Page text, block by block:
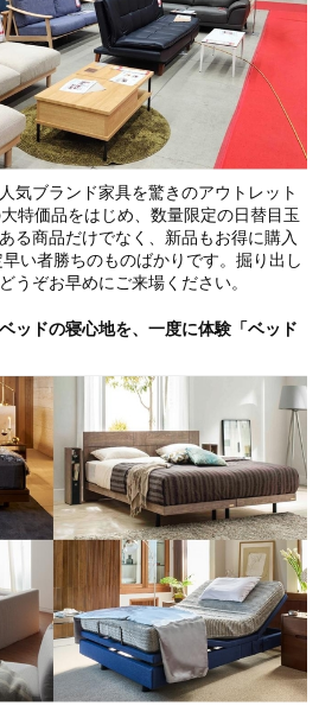
気ブランド家具を驚きのアウトレット
特価品をはじめ、数量限定の日替目玉
る商品だけでなく、新品もお得に購入
い者勝ちのものばかりです。掘り出し
うぞお早めにご来場ください。
ッドの寝心地を、一度に体験「ベッド